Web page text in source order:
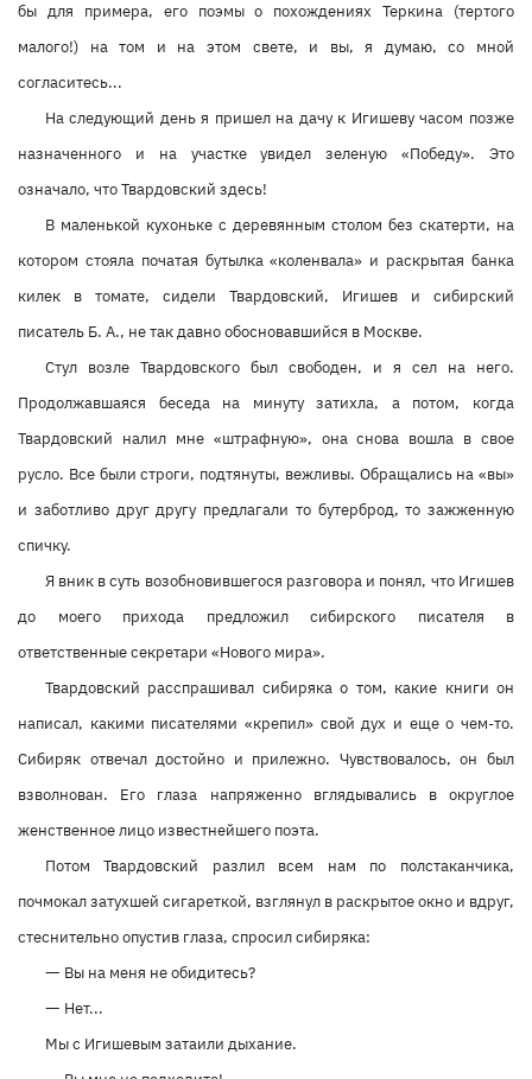
бы для примера, его поэмы о похождениях Теркина (тертого
малого!) на том и на этом свете, и вы, я думаю, со мной
согласитесь...
На следующий день я пришел на дачу к Игишеву часом позже
назначенного и на участке увидел зеленую «Победу». Это
означало, что Твардовский здесь!
В маленькой кухоньке с деревянным столом без скатерти, на
котором стояла початая бутылка «коленвала» и раскрытая банка
килек в томате, сидели Твардовский, Игишев и сибирский
писатель Б. А., не так давно обосновавшийся в Москве.
Стул возле Твардовского был свободен, и я сел на него.
Продолжавшаяся беседа на минуту затихла, а потом, когда
Твардовский налил мне «штрафную», она снова вошла в свое
русло. Все были строги, подтянуты, вежливы. Обращались на «вы»
и заботливо друг другу предлагали то бутерброд, то зажженную
спичку.
Я вник в суть возобновившегося разговора и понял, что Игишев
до моего прихода предложил сибирского писателя в
ответственные секретари «Нового мира».
Твардовский расспрашивал сибиряка о том, какие книги он
написал, какими писателями «крепил» свой дух и еще о чем-то.
Сибиряк отвечал достойно и прилежно. Чувствовалось, он был
взволнован. Его глаза напряженно вглядывались в округлое
женственное лицо известнейшего поэта.
Потом Твардовский разлил всем нам по полстаканчика,
почмокал затухшей сигареткой, взглянул в раскрытое окно и вдруг,
стеснительно опустив глаза, спросил сибиряка:
— Вы на меня не обидитесь?
— Нет...
Мы с Игишевым затаили дыхание.